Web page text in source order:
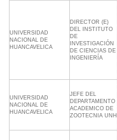
UNIVERSIDAD
NACIONAL DE
HUANCAVELICA
DIRECTOR (E)
DEL INSTITUTO
DE
INVESTIGACIÓN
DE CIENCIAS DE
INGENIERÍA
UNIVERSIDAD
NACIONAL DE
HUANCAVELICA
JEFE DEL
DEPARTAMENTO
ACADEMICO DE
ZOOTECNIA UNH